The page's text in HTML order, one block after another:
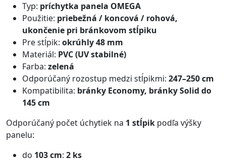
Typ: príchytka panela OMEGA
Použitie: priebežná / koncová / rohová,
ukončenie pri bránkovom stĺpiku
Pre stĺpik: okrúhly 48 mm
Materiál: PVC (UV stabilné)
Farba: zelená
Odporúčaný rozostup medzi stĺpikmi: 247–250 cm
Kompatibilita: bránky Economy, bránky Solid do
145 cm
Odporúčaný počet úchytiek na 1 stĺpik podľa výšky
panelu:
do 103 cm: 2 ks